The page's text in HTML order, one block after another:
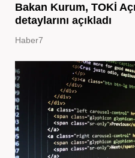
Bakan Kurum, TOKİ
detaylarını açıkladı
Haber7